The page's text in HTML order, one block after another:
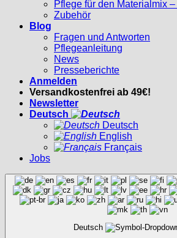
Pflege für den Materialmix
Zubehör
Blog
Fragen und Antworten
Pflegeanleitung
News
Presseberichte
Anmelden
Versandkostenfrei ab 49€!
Newsletter
Deutsch
Deutsch
English
Français
Jobs
Deutsch